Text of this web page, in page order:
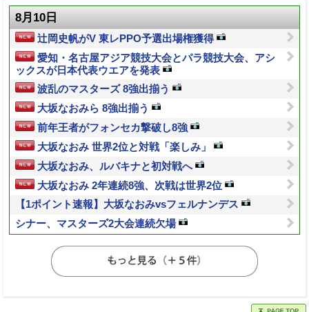
8月10日
辻岡史帆がV 東レPPO予選出場権獲得
愛知・名古屋アジア競技大会とパラ競技大会、アシ
ックスが日本代表ウエアを発表
波乱のマスターズ 8強出揃う
大坂なおみら 8強出揃う
前年王者がフォンセカ撃破し8強
大坂なおみ 世界2位と対戦「楽しみ」
大坂なおみ、ルバキナと初対戦へ
大坂なおみ 2年連続8強、次戦は世界2位
【1ポイント速報】大坂なおみvsフェルナンデス
シナー、マスターズ2大会連続欠場